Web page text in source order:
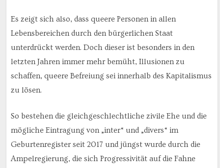
Es zeigt sich also, dass queere Personen in allen
Lebensbereichen durch den bürgerlichen Staat
unterdrückt werden. Doch dieser ist besonders in den
letzten Jahren immer mehr bemüht, Illusionen zu
schaffen, queere Befreiung sei innerhalb des Kapitalismus
zu lösen.
So bestehen die gleichgeschlechtliche zivile Ehe und die
mögliche Eintragung von „inter“ und „divers“ im
Geburtenregister seit 2017 und jüngst wurde durch die
Ampelregierung, die sich Progressivität auf die Fahne